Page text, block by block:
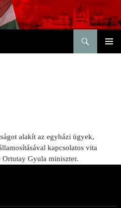
alakít az egyházi ügyek,
kapcsolatos vita
Ortutay Gyula miniszter.